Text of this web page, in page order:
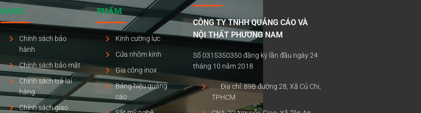
HÀNG
Chính sách bảo
hành
Chính sách bảo mật
Chính sách trả lại
hàng
Chính sách giao
PHẨM
Kính cường lực
Cửa nhôm kính
Gia công inox
Bảng hiệu quảng
cáo
CÔNG TY TNHH QUẢNG CÁO VÀ
NỘI THẤT PHƯƠNG NAM
Số 0315350350 đăng ký lần đầu ngày 24
tháng 10 năm 2018
Địa chỉ: 89B đường 28, Xã Củ Chi,
TPHCM